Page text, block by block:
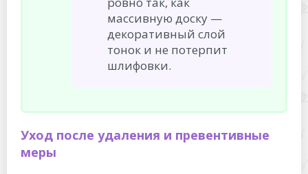
массивную доску —
декоративный слой
тонок и не потерпит
шлифовки.
Уход после удаления и превентивные
меры